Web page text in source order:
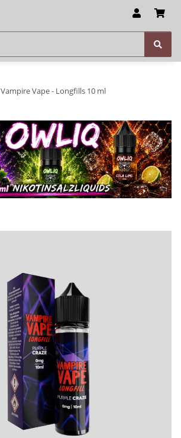
Vampire Vape - Longfills 10 ml